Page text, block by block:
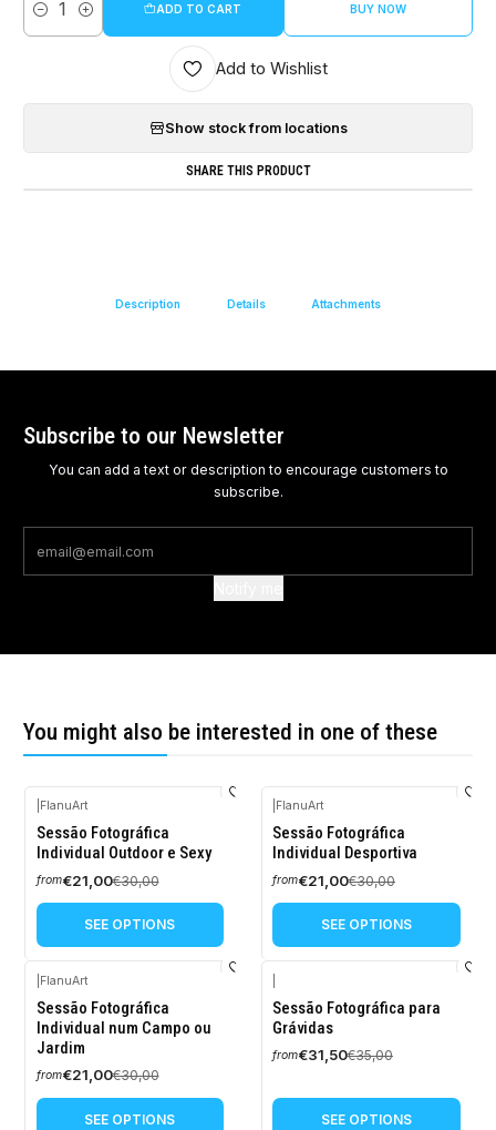
Quantity
ADD TO CART BUY NOW
Add to Wishlist
Show stock from locations
SHARE THIS PRODUCT
Description Details Attachments
Subscribe to our Newsletter
You can add a text or description to encourage customers to
subscribe.
You might also be interested in one of these
-30%
OFF
FlanuArt
Sessão Fotográfica
Individual Outdoor e Sexy
from€21,00€30,00
SEE OPTIONS
-30%
OFF
FlanuArt
Sessão Fotográfica
Individual Desportiva
from€21,00€30,00
SEE OPTIONS
-30%
OFF
New
FlanuArt
Sessão Fotográfica
Individual num Campo ou
Jardim
from€21,00€30,00
SEE OPTIONS
-10%
OFF
Sessão Fotográfica para
Grávidas
from€31,50€35,00
SEE OPTIONS